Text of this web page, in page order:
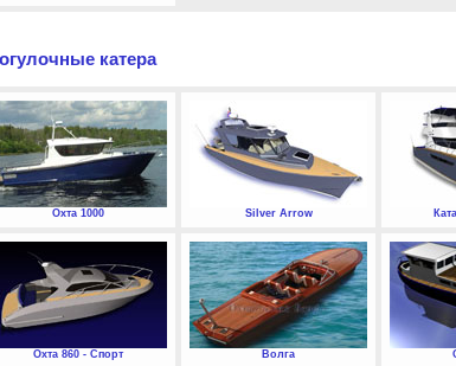
катера
Охта 1000 Silver Arrow
Охта 860 - Спорт Волга